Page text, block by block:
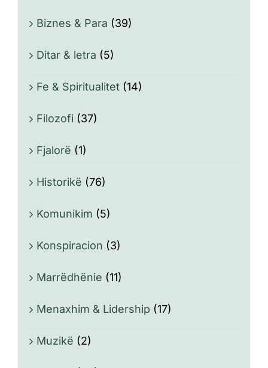
Biznes & Para (39)
Ditar & letra (5)
Fe & Spiritualitet (14)
Filozofi (37)
Fjalorë (1)
Historikë (76)
Komunikim (5)
Konspiracion (3)
Marrëdhënie (11)
Menaxhim & Lidership (17)
Muzikë (2)